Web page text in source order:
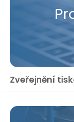
Zveřejnění